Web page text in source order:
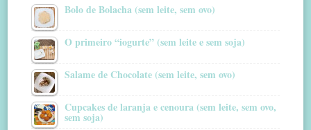
Bolo de Bolacha (sem leite, sem ovo)
O primeiro “iogurte” (sem leite e sem soja)
Salame de Chocolate (sem leite, sem ovo)
Cupcakes de laranja e cenoura (sem leite, sem ovo,
sem soja)